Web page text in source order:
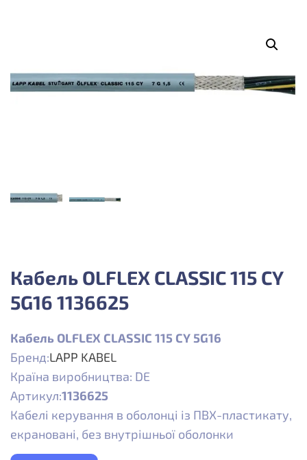
Кабель OLFLEX CLASSIC 115 CY
5G16 1136625
Кабель OLFLEX CLASSIC 115 CY 5G16
Бренд:LAPP KABEL
Країна виробництва: DE
Артикул:1136625
Кабелі керування в оболонці із ПВХ-пластикату,
екрановані, без внутрішньої оболонки